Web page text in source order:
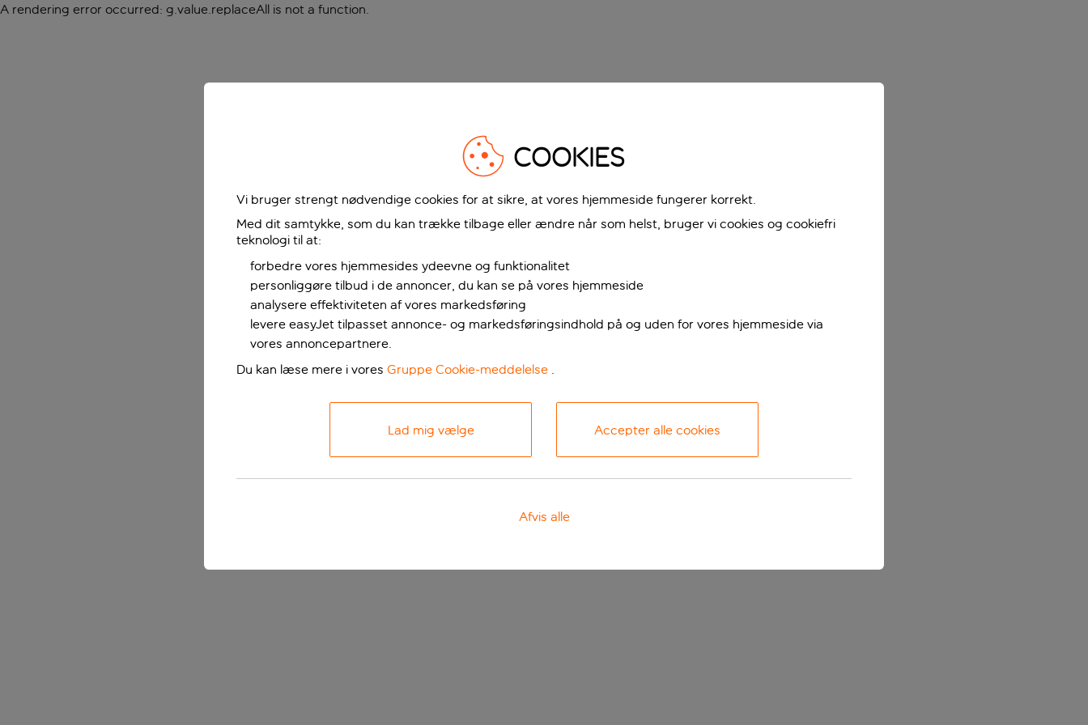
A rendering error occurred: g.value.replaceAll is not a function.
COOKIES
Vi bruger strengt nødvendige cookies for at sikre, at vores hjemmeside fungerer korrekt.
Med dit samtykke, som du kan trække tilbage eller ændre når som helst, bruger vi cookies og cookiefri
teknologi til at:
forbedre vores hjemmesides ydeevne og funktionalitet
personliggøre tilbud i de annoncer, du kan se på vores hjemmeside
analysere effektiviteten af vores markedsføring
levere easyJet tilpasset annonce- og markedsføringsindhold på og uden for vores hjemmeside via
vores annoncepartnere.
Du kan læse mere i vores Gruppe Cookie-meddelelse .
Lad mig vælge Accepter alle cookies
Afvis alle